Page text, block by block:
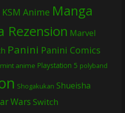
KSM Anime Manga
Rezension Marvel
Panini Panini Comics
anime Playstation 5 polyband
Shogakukan Shueisha
Wars Switch